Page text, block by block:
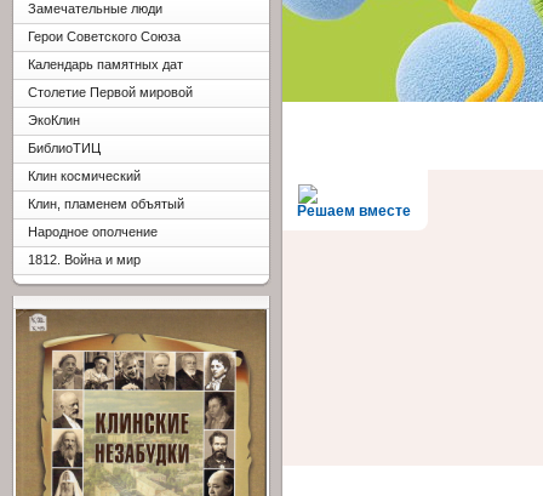
Решаем вместе
Замечательные люди
Герои Советского Союза
Календарь памятных дат
Столетие Первой мировой
ЭкоКлин
БиблиоТИЦ
Клин космический
Клин, пламенем объятый
Народное ополчение
1812. Война и мир